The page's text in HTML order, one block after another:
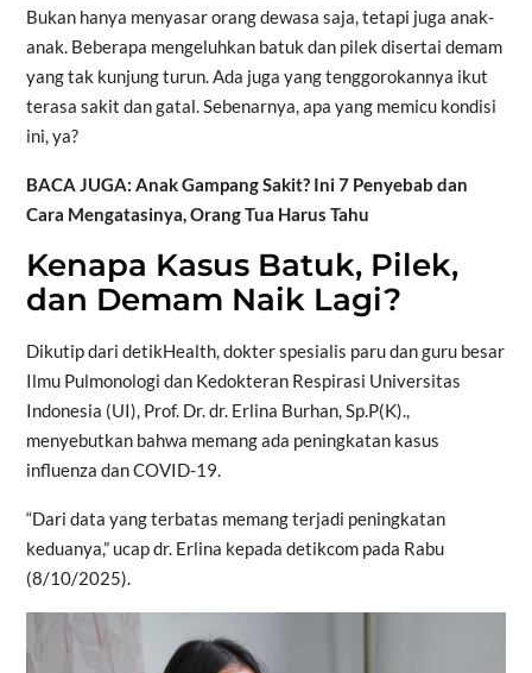
Bukan hanya menyasar orang dewasa saja, tetapi juga anak-
anak. Beberapa mengeluhkan batuk dan pilek disertai demam
yang tak kunjung turun. Ada juga yang tenggorokannya ikut
terasa sakit dan gatal. Sebenarnya, apa yang memicu kondisi
ini, ya?
BACA JUGA: Anak Gampang Sakit? Ini 7 Penyebab dan
Cara Mengatasinya, Orang Tua Harus Tahu
Kenapa Kasus Batuk, Pilek,
dan Demam Naik Lagi?
Dikutip dari detikHealth, dokter spesialis paru dan guru besar
Ilmu Pulmonologi dan Kedokteran Respirasi Universitas
Indonesia (UI), Prof. Dr. dr. Erlina Burhan, Sp.P(K).,
menyebutkan bahwa memang ada peningkatan kasus
influenza dan COVID-19.
“Dari data yang terbatas memang terjadi peningkatan
keduanya,” ucap dr. Erlina kepada detikcom pada Rabu
(8/10/2025).